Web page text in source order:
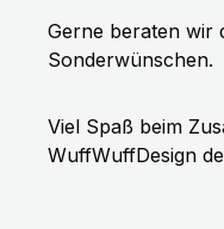
Gerne beraten wir
Sonderwünschen.
Viel Spaß beim
WuffWuffDesign